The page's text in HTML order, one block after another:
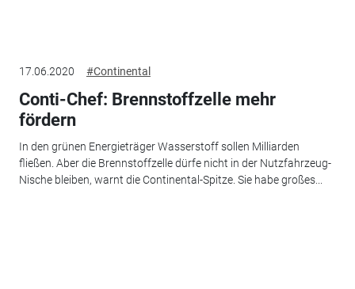
17.06.2020 #Continental
Conti-Chef: Brennstoffzelle mehr
fördern
In den grünen Energieträger Wasserstoff sollen Milliarden
fließen. Aber die Brennstoffzelle dürfe nicht in der Nutzfahrzeug-
Nische bleiben, warnt die Continental-Spitze. Sie habe großes...